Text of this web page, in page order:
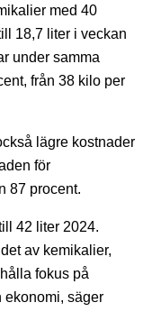
med 40
18,7 liter i veckan
under samma
från 38 kilo per
lägre kostnader
för
87 procent.
42 liter 2024.
av kemikalier,
fokus på
ekonomi, säger